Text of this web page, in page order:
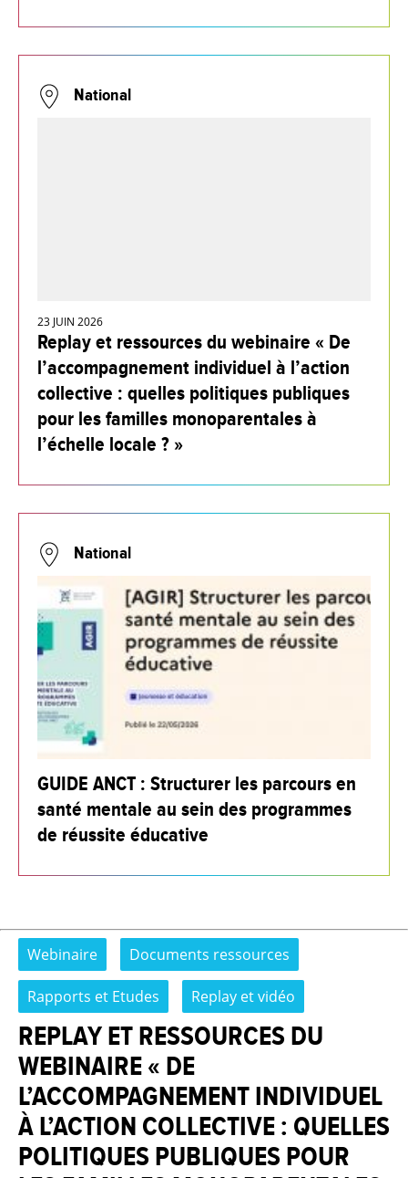
National
23 JUIN 2026
Replay et ressources du webinaire « De
l’accompagnement individuel à l’action
collective : quelles politiques publiques
pour les familles monoparentales à
l’échelle locale ? »
National
GUIDE ANCT : Structurer les parcours en
santé mentale au sein des programmes
de réussite éducative
Webinaire Documents ressources
Rapports et Etudes Replay et vidéo
REPLAY ET RESSOURCES DU
WEBINAIRE « DE
L’ACCOMPAGNEMENT INDIVIDUEL
À L’ACTION COLLECTIVE : QUELLES
POLITIQUES PUBLIQUES POUR